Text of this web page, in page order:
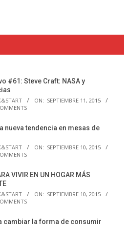
#61: Steve Craft: NASA y
ON: SEPTIEMBRE 11, 2015
nueva tendencia en mesas de
ON: SEPTIEMBRE 10, 2015
VIVIR EN UN HOGAR MÁS
ON: SEPTIEMBRE 10, 2015
cambiar la forma de consumir